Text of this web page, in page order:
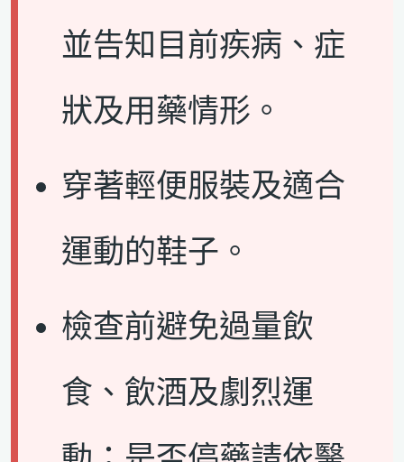
並告知目前疾病、症
狀及用藥情形。
穿著輕便服裝及適合
運動的鞋子。
檢查前避免過量飲
食、飲酒及劇烈運